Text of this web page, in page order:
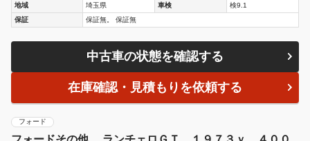
地域
埼玉県 車検
検9.1
保証
保証無。 保証無
中古車の状態を確認する
在庫確認・見積もりを依頼する
フォード